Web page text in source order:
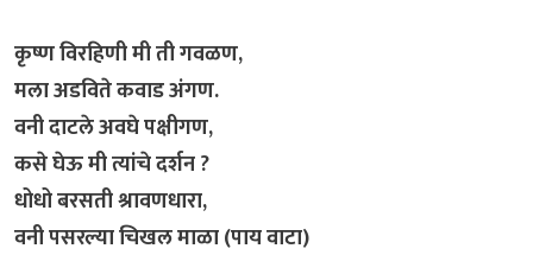
कृष्ण विरहिणी मी ती गवळण,
मला अडविते कवाड अंगण.
वनी दाटले अवघे पक्षीगण,
कसे घेऊ मी त्यांचे दर्शन ?
​धोधो बरसती श्रावणधारा,
वनी पसरल्या चिखल माळा (पाय वाटा)